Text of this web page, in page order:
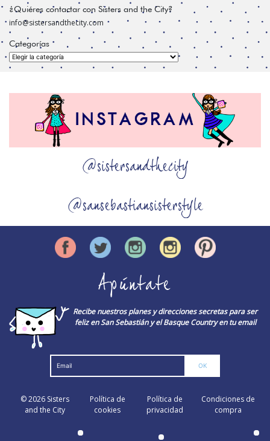
¿Quiéres contactar con Sisters and the City?
info@sistersandthecity.com
Categorías
Categorías
@sistersandthecity
@sansebastiansisterstyle
Apúntate
Recibe nuestros planes y direcciones secretas para ser
feliz en San Sebastián y el Basque Country en tu email
© 2026 Sisters
and the City
Política de
cookies
Política de
privacidad
Condiciones de
compra